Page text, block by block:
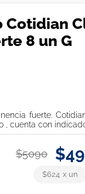
Cotidian
8 un G
fuerte.
cuenta con
$5090 $
$624 x un